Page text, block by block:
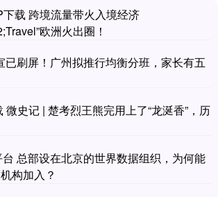
载 跨境流量带火入境经济
欧洲火出圈！
已刷屏！广州拟推行均衡分班，家长有五
史记 | 楚考烈王熊完用上了“龙涎香”，历
总部设在北京的世界数据组织，为何能
构加入？